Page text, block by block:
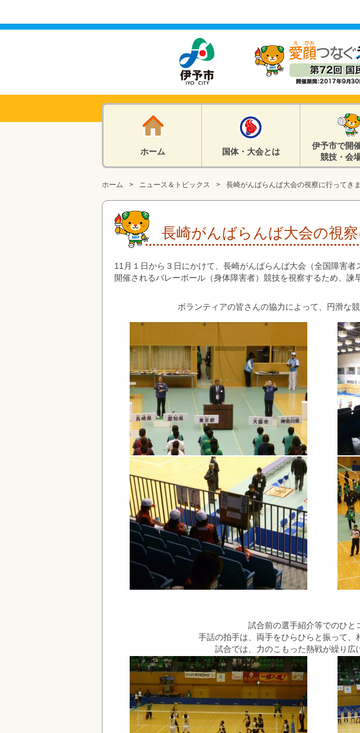
ホーム 国体・大会とは
伊予市で開
競技・会
ホーム ニュース＆トピックス 長崎がんばらんば大会の視察に行ってきま
長崎がんばらんば大会の視
11月１日から３日にかけて、長崎がんばらんば大会（全国障害
開催されるバレーボール（身体障害者）競技を視察するため、諫
ボランティアの皆さんの協力によって、円滑な
試合前の選手紹介等でのひと
手話の拍手は、両手をひらひらと振って、
試合では、力のこもった熱戦が繰り広